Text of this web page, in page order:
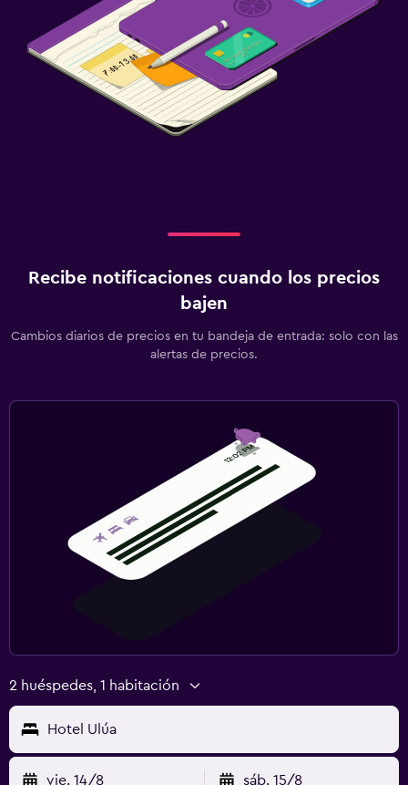
Recibe notificaciones cuando los precios
bajen
Cambios diarios de precios en tu bandeja de entrada: solo con las
alertas de precios.
2 huéspedes, 1 habitación
Hotel Ulúa
vie. 14/8 sáb. 15/8